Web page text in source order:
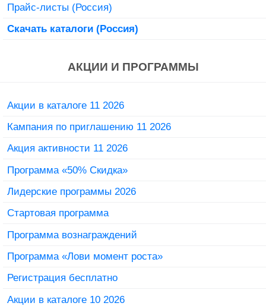
Прайс-листы (Россия)
Скачать каталоги (Россия)
АКЦИИ И ПРОГРАММЫ
Акции в каталоге 11 2026
Кампания по приглашению 11 2026
Акция активности 11 2026
Программа «50% Скидка»
Лидерские программы 2026
Стартовая программа
Программа вознаграждений
Программа «Лови момент роста»
Регистрация бесплатно
Акции в каталоге 10 2026